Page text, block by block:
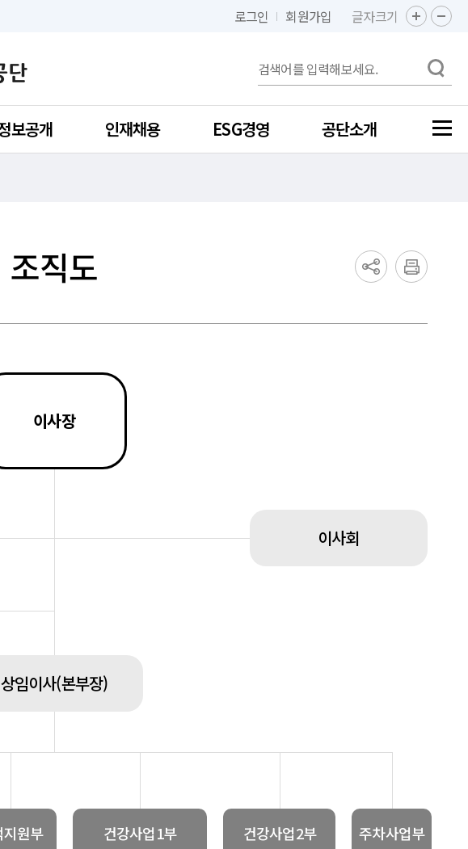
로그인 회원가입 글자크기
보공개 인재채용 ESG경영 공단소개
조직도
이사장
이사회
상임이사(본부장)
원부 건강사업1부 건강사업2부 주차사업부